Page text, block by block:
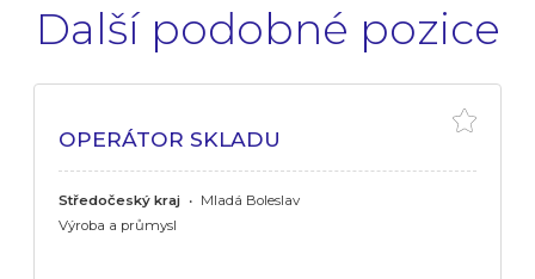
Další podobné pozice
OPERÁTOR SKLADU
Středočeský kraj • Mladá Boleslav
Výroba a průmysl